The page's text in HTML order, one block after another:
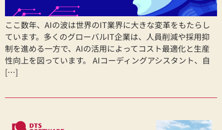
ここ数年、AIの波は世界のIT業界に大きな変革をもたらし
ています。多くのグローバルIT企業は、人員削減や採用抑
制を進める一方で、AIの活用によってコスト最適化と生産
性向上を図っています。 AIコーディングアシスタント、自
[…]